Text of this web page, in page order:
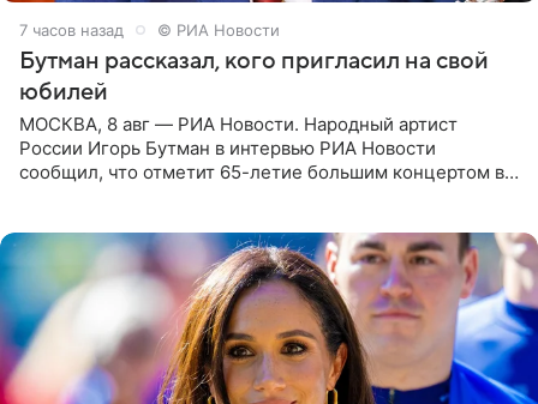
7 часов назад © РИА Новости
Бутман рассказал, кого пригласил на свой
юбилей
МОСКВА, 8 авг — РИА Новости. Народный артист
России Игорь Бутман в интервью РИА Новости
сообщил, что отметит 65-летие большим концертом в